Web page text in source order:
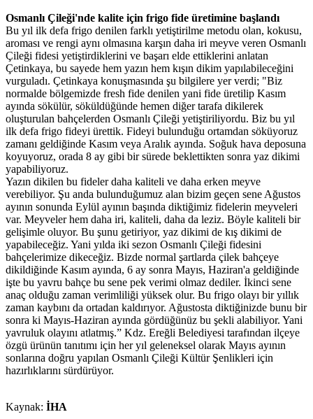
Osmanlı Çileği'nde kalite için frigo fide üretimine başlandı
Bu yıl ilk defa frigo denilen farklı yetiştirilme metodu olan, kokusu,
aroması ve rengi aynı olmasına karşın daha iri meyve veren Osmanlı
Çileği fidesi yetiştirdiklerini ve başarı elde ettiklerini anlatan
Çetinkaya, bu sayede hem yazın hem kışın dikim yapılabileceğini
vurguladı. Çetinkaya konuşmasında şu bilgilere yer verdi; "Biz
normalde bölgemizde fresh fide denilen yani fide üretilip Kasım
ayında sökülür, söküldüğünde hemen diğer tarafa dikilerek
oluşturulan bahçelerden Osmanlı Çileği yetiştiriliyordu. Biz bu yıl
ilk defa frigo fideyi ürettik. Fideyi bulunduğu ortamdan söküyoruz
zamanı geldiğinde Kasım veya Aralık ayında. Soğuk hava deposuna
koyuyoruz, orada 8 ay gibi bir sürede beklettikten sonra yaz dikimi
yapabiliyoruz.
Yazın dikilen bu fideler daha kaliteli ve daha erken meyve
verebiliyor. Şu anda bulunduğumuz alan bizim geçen sene Ağustos
ayının sonunda Eylül ayının başında diktiğimiz fidelerin meyveleri
var. Meyveler hem daha iri, kaliteli, daha da leziz. Böyle kaliteli bir
gelişimle oluyor. Bu şunu getiriyor, yaz dikimi de kış dikimi de
yapabileceğiz. Yani yılda iki sezon Osmanlı Çileği fidesini
bahçelerimize dikeceğiz. Bizde normal şartlarda çilek bahçeye
dikildiğinde Kasım ayında, 6 ay sonra Mayıs, Haziran'a geldiğinde
işte bu yavru bahçe bu sene pek verimi olmaz dediler. İkinci sene
anaç olduğu zaman verimliliği yüksek olur. Bu frigo olayı bir yıllık
zaman kaybını da ortadan kaldırıyor. Ağustosta diktiğinizde bunu bir
sonra ki Mayıs-Haziran ayında gördüğünüz bu şekli alabiliyor. Yani
yavruluk olayını atlatmış.” Kdz. Ereğli Belediyesi tarafından ilçeye
özgü ürünün tanıtımı için her yıl geleneksel olarak Mayıs ayının
sonlarına doğru yapılan Osmanlı Çileği Kültür Şenlikleri için
hazırlıklarını sürdürüyor.
Kaynak: İHA